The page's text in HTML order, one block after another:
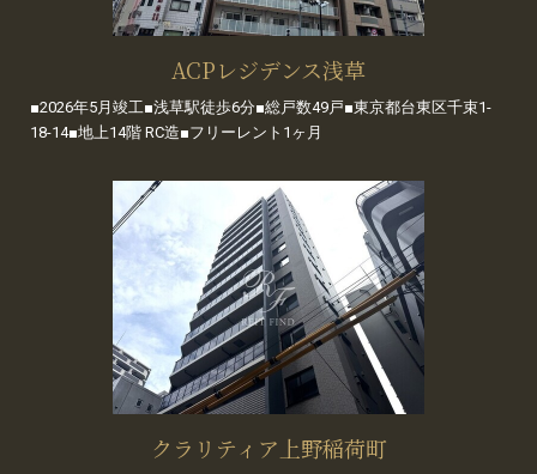
ACPレジデンス浅草
■2026年5月竣工■浅草駅徒歩6分■総戸数49戸■東京都台東区千束1-
18-14■地上14階 RC造■フリーレント1ヶ月
クラリティア上野稲荷町